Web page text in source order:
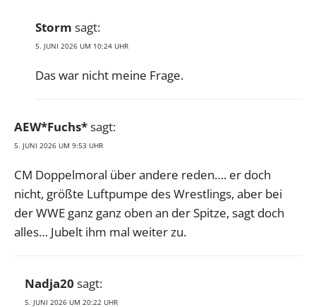
Storm sagt:
5. JUNI 2026 UM 10:24 UHR
Das war nicht meine Frage.
AEW*Fuchs*sagt:
5. JUNI 2026 UM 9:53 UHR
CM Doppelmoral über andere reden…. er doch
nicht, größte Luftpumpe des Wrestlings, aber bei
der WWE ganz ganz oben an der Spitze, sagt doch
alles… Jubelt ihm mal weiter zu.
Nadja20 sagt:
5. JUNI 2026 UM 20:22 UHR